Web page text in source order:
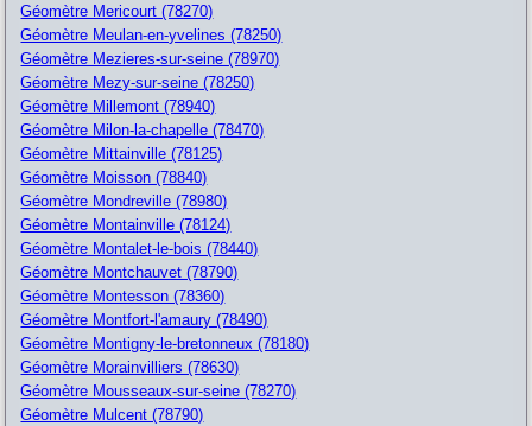
Géomètre Mericourt (78270)
Géomètre Meulan-en-yvelines (78250)
Géomètre Mezieres-sur-seine (78970)
Géomètre Mezy-sur-seine (78250)
Géomètre Millemont (78940)
Géomètre Milon-la-chapelle (78470)
Géomètre Mittainville (78125)
Géomètre Moisson (78840)
Géomètre Mondreville (78980)
Géomètre Montainville (78124)
Géomètre Montalet-le-bois (78440)
Géomètre Montchauvet (78790)
Géomètre Montesson (78360)
Géomètre Montfort-l'amaury (78490)
Géomètre Montigny-le-bretonneux (78180)
Géomètre Morainvilliers (78630)
Géomètre Mousseaux-sur-seine (78270)
Géomètre Mulcent (78790)